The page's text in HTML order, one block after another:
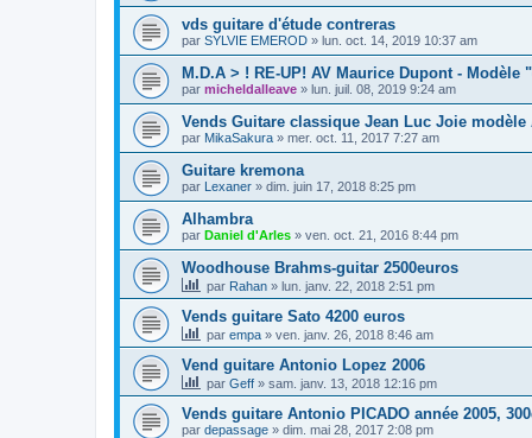
vds guitare d'étude contreras
par SYLVIE EMEROD » lun. oct. 14, 2019 10:37 am
M.D.A > ! RE-UP! AV Maurice Dupont - Modèle
par micheldalleave » lun. juil. 08, 2019 9:24 am
Vends Guitare classique Jean Luc Joie modèle
par MikaSakura » mer. oct. 11, 2017 7:27 am
Guitare kremona
par Lexaner » dim. juin 17, 2018 8:25 pm
Alhambra
par Daniel d'Arles » ven. oct. 21, 2016 8:44 pm
Woodhouse Brahms-guitar 2500euros
par Rahan » lun. janv. 22, 2018 2:51 pm
Vends guitare Sato 4200 euros
par empa » ven. janv. 26, 2018 8:46 am
Vend guitare Antonio Lopez 2006
par Geff » sam. janv. 13, 2018 12:16 pm
Vends guitare Antonio PICADO année 2005,
par depassage » dim. mai 28, 2017 2:08 pm